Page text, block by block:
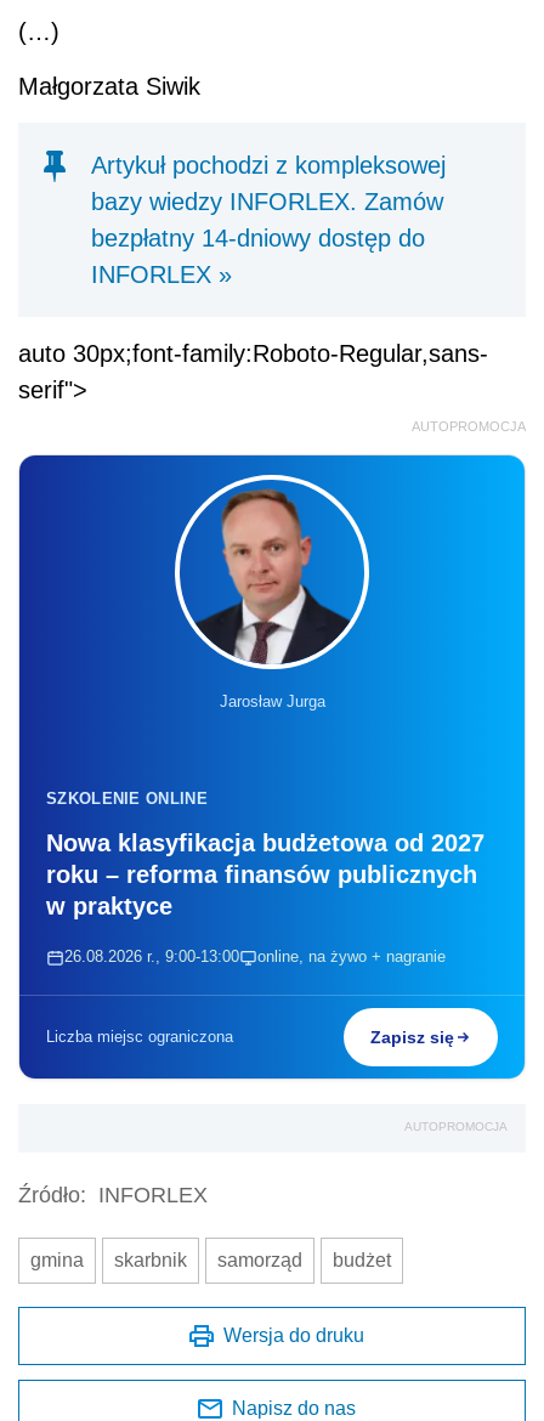
(…)
Małgorzata Siwik
Artykuł pochodzi z kompleksowej
bazy wiedzy INFORLEX. Zamów
bezpłatny 14-dniowy dostęp do
INFORLEX »
auto 30px;font-family:Roboto-Regular,sans-
serif">
AUTOPROMOCJA
Jarosław Jurga
SZKOLENIE ONLINE
Nowa klasyfikacja budżetowa od 2027
roku – reforma finansów publicznych
w praktyce
26.08.2026 r., 9:00-13:00 online, na żywo + nagranie
Liczba miejsc ograniczona Zapisz się
AUTOPROMOCJA
Źródło: INFORLEX
gmina skarbnik samorząd budżet
Wersja do druku
Napisz do nas